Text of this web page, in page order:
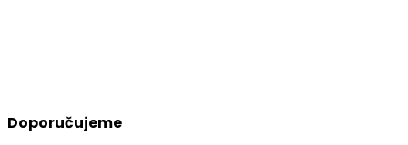
Doporučujeme